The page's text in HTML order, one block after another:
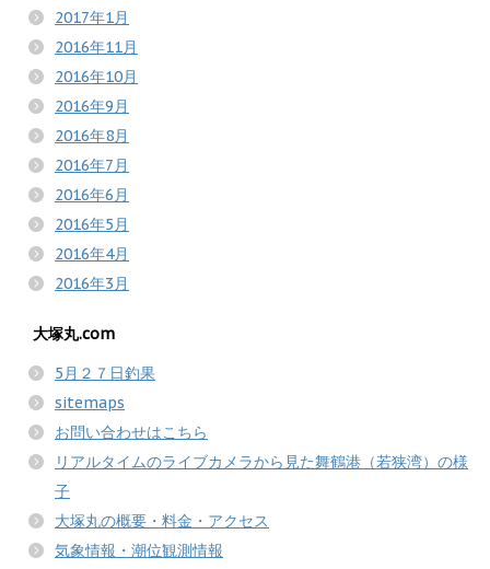
2017年1月
2016年11月
2016年10月
2016年9月
2016年8月
2016年7月
2016年6月
2016年5月
2016年4月
2016年3月
大塚丸.com
5月２７日釣果
sitemaps
お問い合わせはこちら
リアルタイムのライブカメラから見た舞鶴港（若狭湾）の様
子
大塚丸の概要・料金・アクセス
気象情報・潮位観測情報